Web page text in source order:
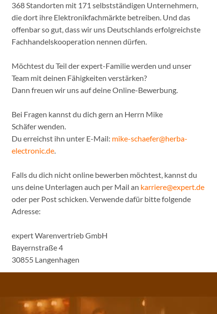
368 Standorten mit 171 selbstständigen Unternehmern,
die dort ihre Elektronikfachmärkte betreiben. Und das
offenbar so gut, dass wir uns Deutschlands erfolgreichste
Fachhandelskooperation nennen dürfen.
Möchtest du Teil der expert-Familie werden und unser
Team mit deinen Fähigkeiten verstärken?
Dann freuen wir uns auf deine Online-Bewerbung.
Bei Fragen kannst du dich gern an Herrn Mike
Schäfer wenden.
Du erreichst ihn unter E-Mail: mike-schaefer@herba-
electronic.de.
Falls du dich nicht online bewerben möchtest, kannst du
uns deine Unterlagen auch per Mail an karriere@expert.de
oder per Post schicken. Verwende dafür bitte folgende
Adresse:
expert Warenvertrieb GmbH
Bayernstraße 4
30855 Langenhagen